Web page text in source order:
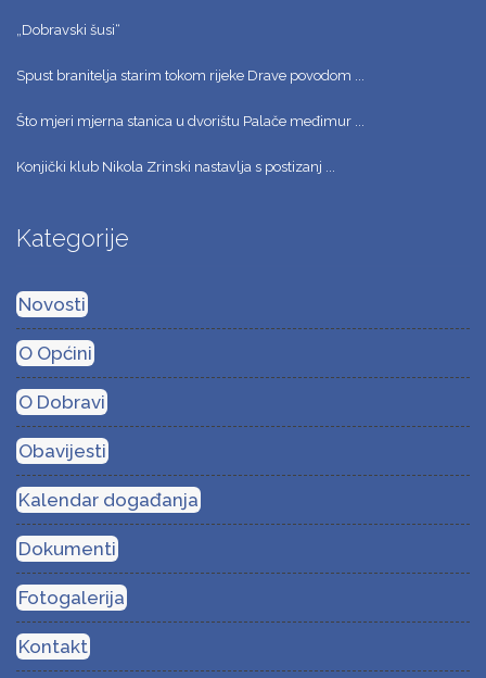
„Dobravski šusi“
Spust branitelja starim tokom rijeke Drave povodom ...
Što mjeri mjerna stanica u dvorištu Palače međimur ...
Konjički klub Nikola Zrinski nastavlja s postizanj ...
Kategorije
Novosti
O Općini
O Dobravi
Obavijesti
Kalendar događanja
Dokumenti
Fotogalerija
Kontakt